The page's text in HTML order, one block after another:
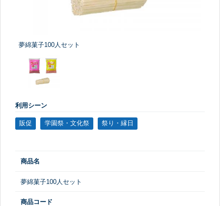
夢綿菓子100人セット
利用シーン
販促 学園祭・文化祭 祭り・縁日
商品名
夢綿菓子100人セット
商品コード